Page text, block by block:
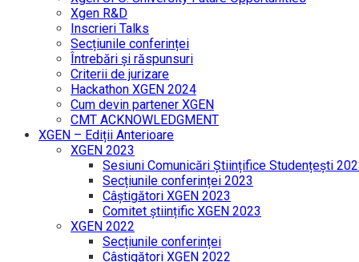
Xgen R&D
Inscrieri Talks
Secțiunile conferinței
Întrebări și răspunsuri
Criterii de jurizare
Hackathon XGEN 2024
Cum devin partener XGEN
CMT ACKNOWLEDGMENT
XGEN – Ediții Anterioare
XGEN 2023
Sesiuni Comunicări Științifice Studențești
Secțiunile conferinței 2023
Câștigători XGEN 2023
Comitet științific XGEN 2023
XGEN 2022
Secțiunile conferinței
Câștigători XGEN 2022